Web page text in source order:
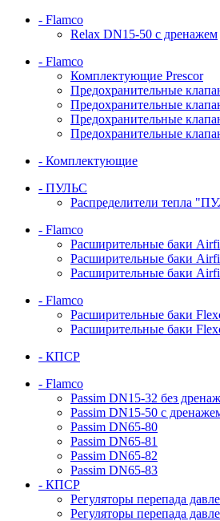
- Flamco
Relax DN15-50 с дренажем
- Flamco
Комплектующие Prescor
Предохранительные
Предохранительные
Предохранительные
Предохранительные
- Комплектующие
- ПУЛЬС
Распределители тепла
- Flamco
Расширительные баки
Расширительные баки
Расширительные баки
- Flamco
Расширительные баки
Расширительные баки
- КПСР
- Flamco
Passim DN15-32 без
Passim DN15-50 с
Passim DN65-80
Passim DN65-81
Passim DN65-82
Passim DN65-83
- КПСР
Регуляторы перепада
Регуляторы перепада